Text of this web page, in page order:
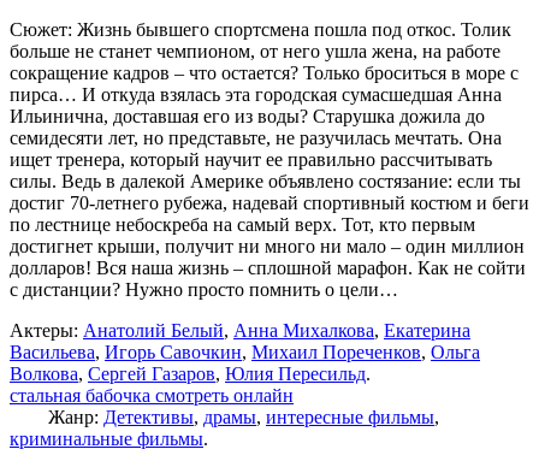
Сюжет: Жизнь бывшего спортсмена пошла под откос. Толик
больше не станет чемпионом, от него ушла жена, на работе
сокращение кадров – что остается? Только броситься в море с
пирса… И откуда взялась эта городская сумасшедшая Анна
Ильинична, доставшая его из воды? Старушка дожила до
семидесяти лет, но представьте, не разучилась мечтать. Она
ищет тренера, который научит ее правильно рассчитывать
силы. Ведь в далекой Америке объявлено состязание: если ты
достиг 70-летнего рубежа, надевай спортивный костюм и беги
по лестнице небоскреба на самый верх. Тот, кто первым
достигнет крыши, получит ни много ни мало – один миллион
долларов! Вся наша жизнь – сплошной марафон. Как не сойти
с дистанции? Нужно просто помнить о цели…
Актеры: Анатолий Белый, Анна Михалкова, Екатерина
Васильева, Игорь Савочкин, Михаил Пореченков, Ольга
Волкова, Сергей Газаров, Юлия Пересильд.
стальная бабочка смотреть онлайн
Жанр: Детективы, драмы, интересные фильмы,
криминальные фильмы.